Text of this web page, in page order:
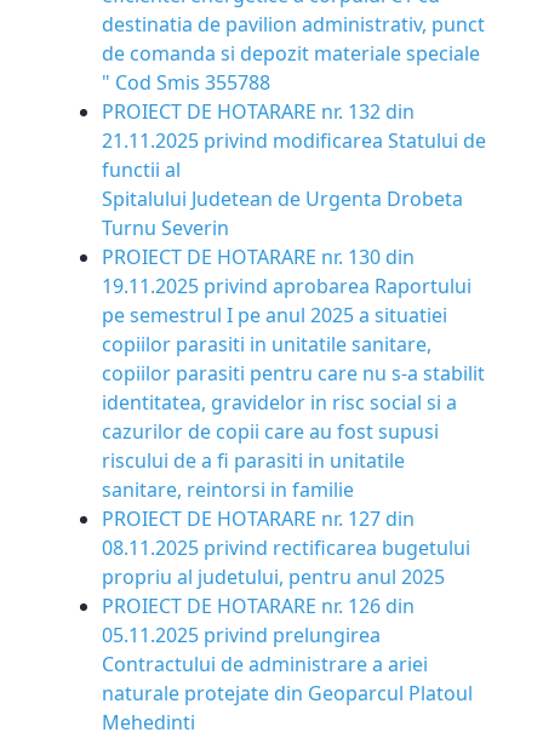
destinatia de pavilion administrativ, punct
de comanda si depozit materiale speciale
" Cod Smis 355788
PROIECT DE HOTARARE nr. 132 din
21.11.2025 privind modificarea Statului de
functii al
Spitalului Judetean de Urgenta Drobeta
Turnu Severin
PROIECT DE HOTARARE nr. 130 din
19.11.2025 privind aprobarea Raportului
pe semestrul I pe anul 2025 a situatiei
copiilor parasiti in unitatile sanitare,
copiilor parasiti pentru care nu s-a stabilit
identitatea, gravidelor in risc social si a
cazurilor de copii care au fost supusi
riscului de a fi parasiti in unitatile
sanitare, reintorsi in familie
PROIECT DE HOTARARE nr. 127 din
08.11.2025 privind rectificarea bugetului
propriu al judetului, pentru anul 2025
PROIECT DE HOTARARE nr. 126 din
05.11.2025 privind prelungirea
Contractului de administrare a ariei
naturale protejate din Geoparcul Platoul
Mehedinti